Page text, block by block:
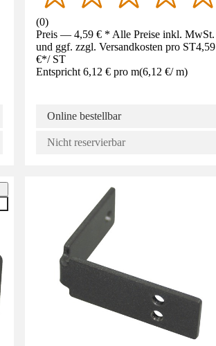
(0)
Preis — 4,59 € * Alle Preise inkl. MwSt.
und ggf. zzgl. Versandkosten pro ST4,59
€*/ ST
Entspricht 6,12 € pro m(6,12 €/ m)
Online bestellbar
Nicht reservierbar